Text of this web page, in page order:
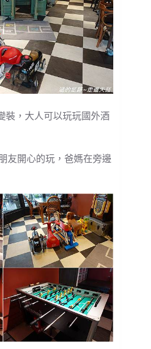
裝，大人可以玩玩國外酒
友開心的玩，爸媽在旁邊